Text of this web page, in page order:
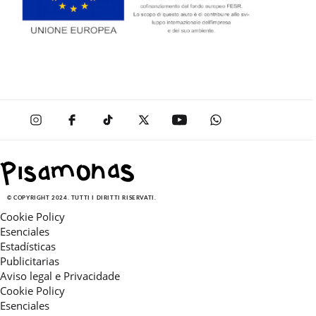
© COPYRIGHT 2024. TUTTI I DIRITTI RISERVATI.
Cookie Policy
Esenciales
Estadísticas
Publicitarias
Aviso legal e Privacidade
Cookie Policy
Esenciales